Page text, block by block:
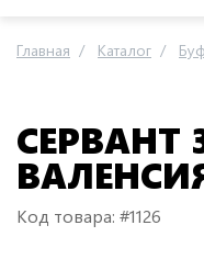
Главная Каталог
СЕРВАНТ
Код товара: #1126